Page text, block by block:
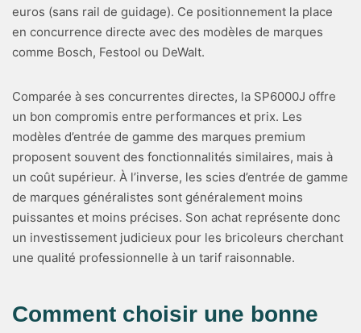
euros (sans rail de guidage). Ce positionnement la place
en concurrence directe avec des modèles de marques
comme Bosch, Festool ou DeWalt.
Comparée à ses concurrentes directes, la SP6000J offre
un bon compromis entre performances et prix. Les
modèles d’entrée de gamme des marques premium
proposent souvent des fonctionnalités similaires, mais à
un coût supérieur. À l’inverse, les scies d’entrée de gamme
de marques généralistes sont généralement moins
puissantes et moins précises. Son achat représente donc
un investissement judicieux pour les bricoleurs cherchant
une qualité professionnelle à un tarif raisonnable.
Comment choisir une bonne